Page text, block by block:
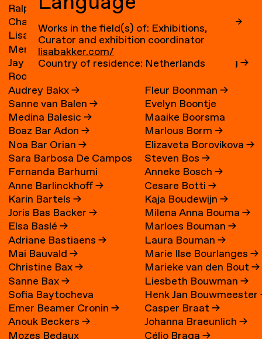
Ralph Bakker→
Charlie Bakker
→
Lisa Bakker→
Merel Bakker→
Jay Bakker→
Roos Bakker
Audrey Bakx→
Sanne van Balen→
Medina Balesic→
Boaz Bar Adon→
Noa Bar Orian→
Sara Barbosa De Campos
→
Fernanda Barhumi
Martínez
Anne Barlinckhoff→
Karin Bartels→
Joris Bas Backer→
Elsa Baslé→
Adriane Bastiaens→
Mai Bauvald→
Christine Bax→
Sanne Bax→
Sofia Baytocheva
Iordanova
Emer Beamer Cronin→
Anouk Beckers→
Mozes Bedaux
Marguerite Bones
→
Wieke Bonnier
Claire van der Boog→
Fleur Boonman→
Evelyn Boontje
Maaike Boorsma
Marlous Borm→
Elizaveta Borovikova→
Steven Bos→
Anneke Bosch→
Cesare Botti→
Kaja Boudewijn→
Milena Anna Bouma→
Marloes Bouman→
Laura Bouman→
Marie Ilse Bourlanges→
Marieke van den Bout→
Liesbeth Bouwman→
Henk Jan Bouwmeester
Casper Braat→
Johanna Braeunlich→
Célio Braga→
Works in the field(s) of: Exhibitions,
Curator and exhibition coordinator
lisabakker.com/
Country of residence: Netherlands